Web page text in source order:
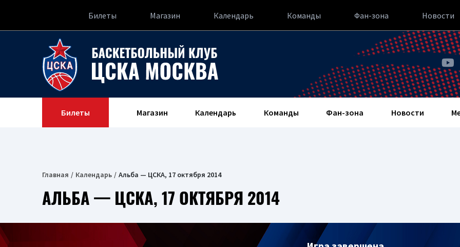
Билеты Магазин Календарь Команды Фан-зона Новости
Билеты Магазин Календарь Команды Фан-зона Новости
Главная Календарь Альба — ЦСКА, 17 октября 2014
АЛЬБА — ЦСКА, 17 ОКТЯБРЯ 2014